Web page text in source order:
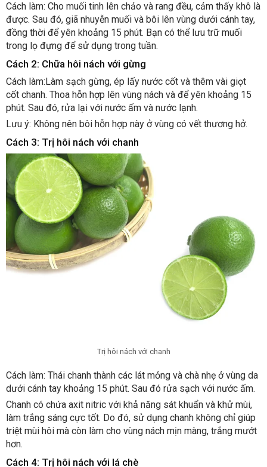
Cách làm: Cho muối tinh lên chảo và rang đều, cảm thấy khô là
được. Sau đó, giã nhuyễn muối và bôi lên vùng dưới cánh tay,
đồng thời để yên khoảng 15 phút. Bạn có thể lưu trữ muối
trong lọ đựng để sử dụng trong tuần.
Cách 2: Chữa hôi nách với gừng
Cách làm:Làm sạch gừng, ép lấy nước cốt và thêm vài giọt
cốt chanh. Thoa hỗn hợp lên vùng nách và để yên khoảng 15
phút. Sau đó, rửa lại với nước ấm và nước lạnh.
Lưu ý: Không nên bôi hỗn hợp này ở vùng có vết thương hở.
Cách 3: Trị hôi nách với chanh
Trị hôi nách với chanh
Cách làm: Thái chanh thành các lát mỏng và chà nhẹ ở vùng da
dưới cánh tay khoảng 15 phút. Sau đó rửa sạch với nước ấm.
Chanh có chứa axit nitric với khả năng sát khuẩn và khử mùi,
làm trắng sáng cực tốt. Do đó, sử dụng chanh không chỉ giúp
triệt mùi hôi mà còn làm cho vùng nách mịn màng, trắng mướt
hơn.
Cách 4: Trị hôi nách với lá chè